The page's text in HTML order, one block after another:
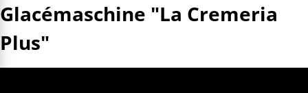
Glacémaschine "La Cremeria
Plus"